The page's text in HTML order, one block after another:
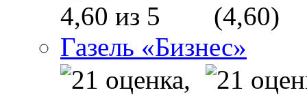
(4,60)
Газель «Бизнес»